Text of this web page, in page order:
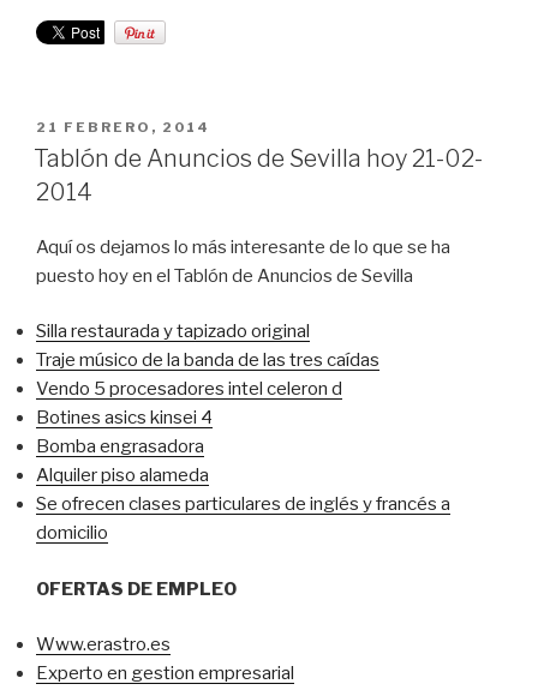
PUBLICADO
EL
21 FEBRERO, 2014
Tablón de Anuncios de Sevilla hoy 21-02-
2014
Aquí os dejamos lo más interesante de lo que se ha
puesto hoy en el Tablón de Anuncios de Sevilla
Silla restaurada y tapizado original
Traje músico de la banda de las tres caídas
Vendo 5 procesadores intel celeron d
Botines asics kinsei 4
Bomba engrasadora
Alquiler piso alameda
Se ofrecen clases particulares de inglés y francés a
domicilio
OFERTAS DE EMPLEO
Www.erastro.es
Experto en gestion empresarial